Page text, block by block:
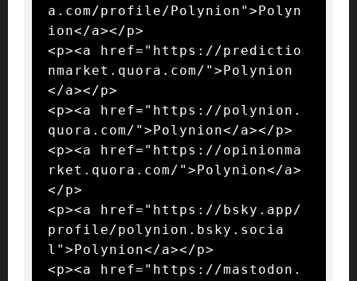
a.com/profile/Polynion">Polyn
ion</a></p>
<p><a href="https://predictio
nmarket.quora.com/">Polynion
</a></p>
<p><a href="https://polynion.
quora.com/">Polynion</a></p>
<p><a href="https://opinionma
rket.quora.com/">Polynion</a>
</p>
<p><a href="https://bsky.app/
profile/polynion.bsky.socia
l">Polynion</a></p>
<p><a href="https://mastodon.